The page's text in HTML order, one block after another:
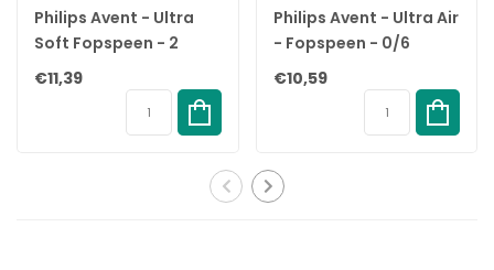
Specificaties:
Merk: BIBS
Producttype: Fopspeen
Collectie: Studio Collection – Morning Bloom
Leeftijd: 0–6 maanden (Maat 1)
Speengedeelte: 100% natuurlijk rubber
Philips Avent - Ultra
Soft Fopspeen - 2
Stuks - 0-6 Maanden -
Paars
€11,39
Philips Avent - Ultra Air
- Fopspeen - 0/6
maanden - 2 stuks -
SCF085/02
€10,59